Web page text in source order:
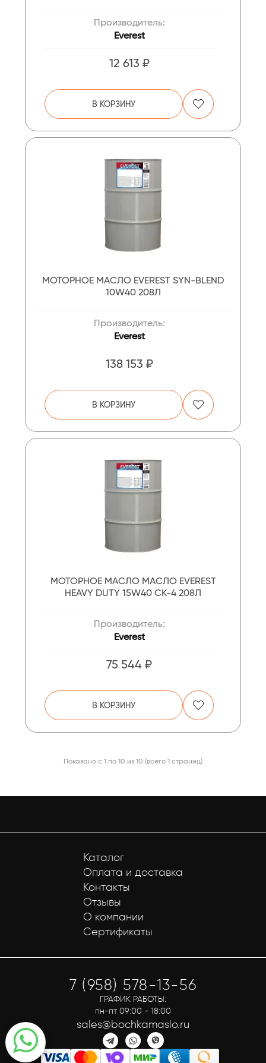
Производитель:
Everest
12 613 ₽
В КОРЗИНУ
МОТОРНОЕ МАСЛО EVEREST SYN-BLEND
10W40 208Л
Производитель:
Everest
138 153 ₽
В КОРЗИНУ
МОТОРНОЕ МАСЛО МАСЛО EVEREST
HEAVY DUTY 15W40 CK-4 208Л
Производитель:
Everest
75 544 ₽
В КОРЗИНУ
Показано с 1 по 10 из 10 (всего 1 страниц)
Каталог
Оплата и доставка
Контакты
Отзывы
О компании
Сертификаты
7 (958) 578-13-56
ГРАФИК РАБОТЫ:
пн-пт 09:00 - 18:00
sales@bochkamaslo.ru